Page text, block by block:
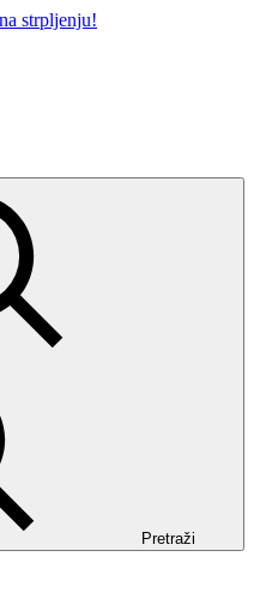
strpljenju!
Pretraži